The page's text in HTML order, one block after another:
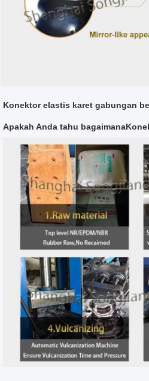
Konektor elastis karet gabungan
Apakah Anda tahu bagaimana